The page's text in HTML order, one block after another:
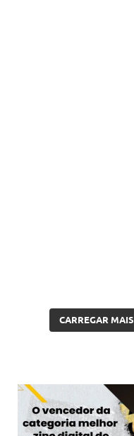
CARREGAR MAIS